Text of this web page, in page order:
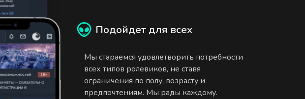
Подойдет для всех
Мы стараемся удовлетворить потребности
всех типов ролевиков, не ставя
ограничения по полу, возрасту и
предпочтениям. Мы рады каждому.